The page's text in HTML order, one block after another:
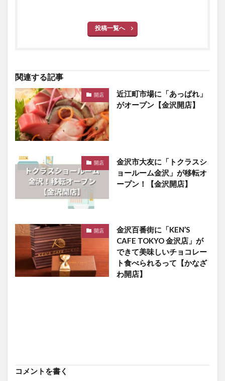
投稿一覧へ
関連する記事
開店
近江町市場に「あっぱれ」
がオープン【金沢開店】
開店
金沢市大友に「トクラスシ
ョールーム金沢」が移転オ
ープン！【金沢開店】
開店
金沢百番街に「KEN’S
CAFE TOKYO 金沢店」が
できて美味しいチョコレー
ト食べられるって【かなざ
わ開店】
コメントを書く